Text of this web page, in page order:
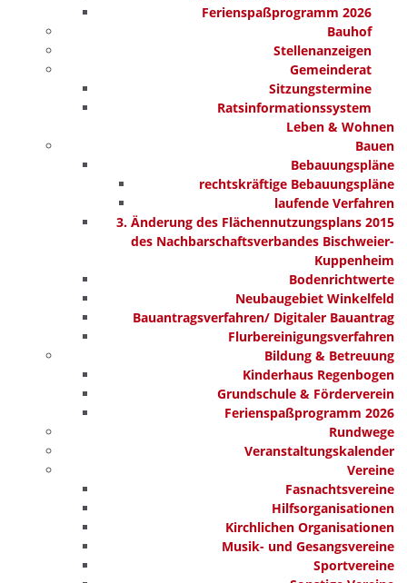
Ferienspaßprogramm 2026
Bauhof
Stellenanzeigen
Gemeinderat
Sitzungstermine
Ratsinformationssystem
Leben & Wohnen
Bauen
Bebauungspläne
rechtskräftige Bebauungspläne
laufende Verfahren
3. Änderung des Flächennutzungsplans 2015
des Nachbarschaftsverbandes Bischweier-
Kuppenheim
Bodenrichtwerte
Neubaugebiet Winkelfeld
Bauantragsverfahren/ Digitaler Bauantrag
Flurbereinigungsverfahren
Bildung & Betreuung
Kinderhaus Regenbogen
Grundschule & Förderverein
Ferienspaßprogramm 2026
Rundwege
Veranstaltungskalender
Vereine
Fasnachtsvereine
Hilfsorganisationen
Kirchlichen Organisationen
Musik- und Gesangsvereine
Sportvereine